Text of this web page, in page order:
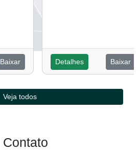
Baixar Detalhes Baixar
Veja todos
Contato